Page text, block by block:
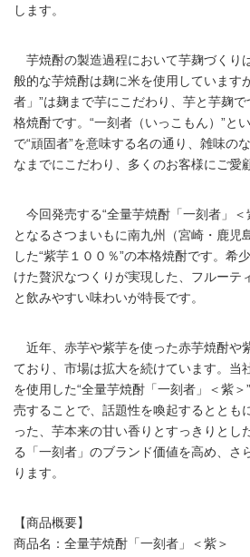
します。
芋焼酎の製造過程において芋麹づくり
般的な芋焼酎は麹に米を使用しています
者」”は麹まで芋にこだわり、芋と芋麹で
格焼酎です。“一刻者（いっこもん）”と
で“頑固者”を意味する名の通り、雑味の
なまでにこだわり、多くのお客様にご愛
今回発売する“全量芋焼酎「一刻者」＜
となるさつまいもに南九州（宮崎・鹿児
した“紫芋１００％”の本格焼酎です。希
けた贅沢なつくりが実現した、フルーテ
と飲みやすい味わいが特長です。
近年、赤芋や紫芋を使った赤芋焼酎や
ており、市場は拡大を続けています。当
を使用した“全量芋焼酎「一刻者」＜紫
売することで、話題性を喚起するととも
った、芋本来の甘い香りとすっきりとし
る「一刻者」のブランド価値を高め、さ
ります。
【商品概要】
商品名：全量芋焼酎「一刻者」＜紫＞